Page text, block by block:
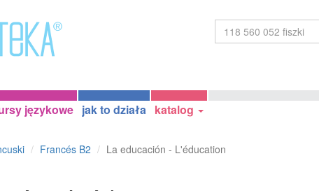
językowe jak to działa katalog
Francés B2 La educación - L'éducation